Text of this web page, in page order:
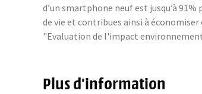
d’un smartphone neuf est jusqu’à
de vie et contribues ainsi à économiser
"Evaluation de l'impact
Plus d’information